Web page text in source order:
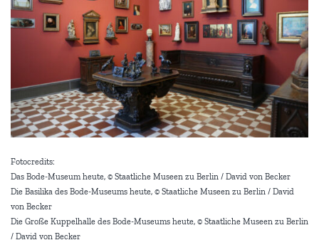
Fotocredits:
Das Bode-Museum heute, © Staatliche Museen zu Berlin / David von Becker
Die Basilika des Bode-Museums heute, © Staatliche Museen zu Berlin / David
von Becker
Die Große Kuppelhalle des Bode-Museums heute, © Staatliche Museen zu Berlin
/ David von Becker